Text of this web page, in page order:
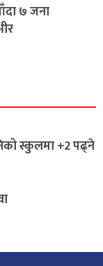
७ जना
स्कुलमा +2 पढ्ने